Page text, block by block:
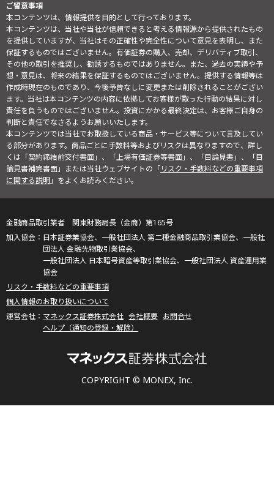
ご留意事項
本コンテンツは、情報提供を目的として行っております。
本コンテンツは、当社や当社が信頼できると考える情報源から提供されたもの
を提供していますが、当社はその正確性や完全性について意見を表明し、また
保証するものではございません。有価証券の購入、売却、デリバティブ取引、
その他の取引を推奨し、勧誘するものではありません。また、過去の実績や予
想・意見は、将来の結果を保証するものではございません。提供する情報等は
作成時現在のものであり、今後予告なしに変更または削除されることがござい
ます。当社は本コンテンツの内容に依拠してお客様が取った行動の結果に対し
責任を負うものではございません。投資にかかる最終決定は、お客様ご自身の
判断と責任でなさるようお願いいたします。
本コンテンツでは当社でお取扱している商品・サービス等について言及してい
る部分があります。商品ごとに手数料等およびリスクは異なりますので、詳し
くは「契約締結前交付書面」、「上場有価証券等書面」、「目論見書」、「目
論見書補完書面」または当社ウェブサイトの「リスク・手数料などの重要事項
に関する説明」をよくお読みください。
COPYRIGHT © MONEX, Inc.
金融商品取引業者 関東財務局長（金商）第165号
日本証券業協会、一般社団法人 第二種金融商品取引業協会、一般社
団法人 金融先物取引業協会、
一般社団法人 日本暗号資産等取引業協会、一般社団法人 資産運用業
協会
リスク・手数料などの重要事項
個人情報のお取り扱いについて
マネックス証券株式会社 会社概要 お問合せ
ヘルプ（通知の登録・解除）